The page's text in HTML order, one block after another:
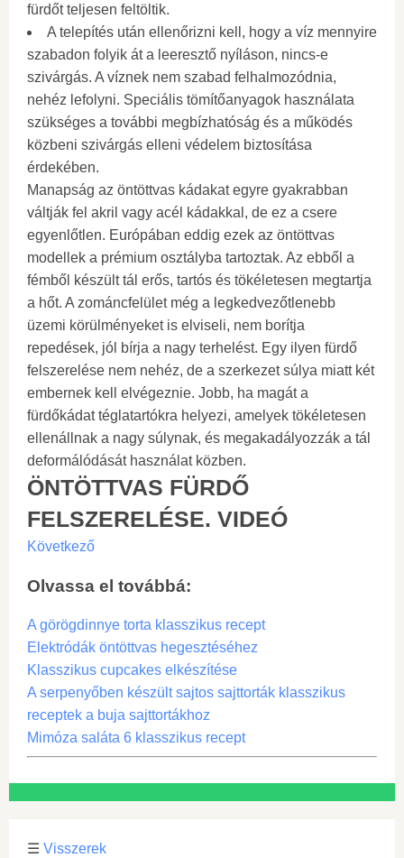
fürdőt teljesen feltöltik.
A telepítés után ellenőrizni kell, hogy a víz mennyire
szabadon folyik át a leeresztő nyíláson, nincs-e
szivárgás. A víznek nem szabad felhalmozódnia,
nehéz lefolyni. Speciális tömítőanyagok használata
szükséges a további megbízhatóság és a működés
közbeni szivárgás elleni védelem biztosítása
érdekében.
Manapság az öntöttvas kádakat egyre gyakrabban
váltják fel akril vagy acél kádakkal, de ez a csere
egyenlőtlen. Európában eddig ezek az öntöttvas
modellek a prémium osztályba tartoztak. Az ebből a
fémből készült tál erős, tartós és tökéletesen megtartja
a hőt. A zománcfelület még a legkedvezőtlenebb
üzemi körülményeket is elviseli, nem borítja
repedések, jól bírja a nagy terhelést. Egy ilyen fürdő
felszerelése nem nehéz, de a szerkezet súlya miatt két
embernek kell elvégeznie. Jobb, ha magát a
fürdőkádat téglatartókra helyezi, amelyek tökéletesen
ellenállnak a nagy súlynak, és megakadályozzák a tál
deformálódását használat közben.
ÖNTÖTTVAS FÜRDŐ
FELSZERELÉSE. VIDEÓ
Következő
Olvassa el továbbá:
A görögdinnye torta klasszikus recept
Elektródák öntöttvas hegesztéséhez
Klasszikus cupcakes elkészítése
A serpenyőben készült sajtos sajttorták klasszikus
receptek a buja sajttortákhoz
Mimóza saláta 6 klasszikus recept
☰ Visszerek